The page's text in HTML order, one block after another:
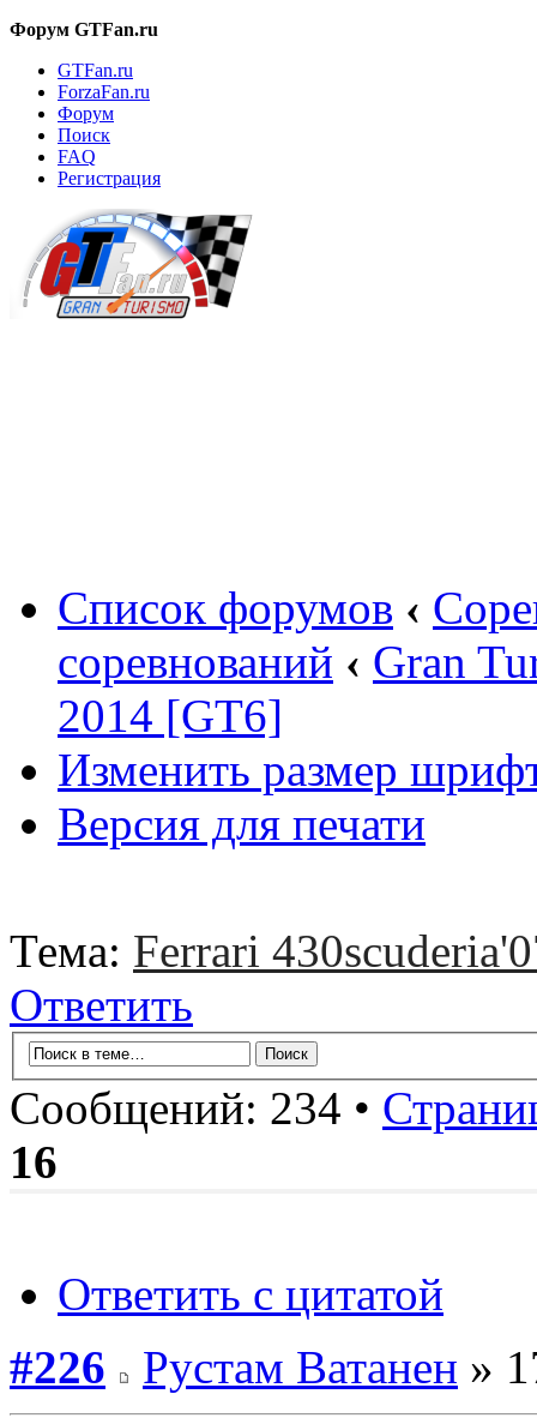
Форум GTFan.ru
GTFan.ru
ForzaFan.ru
Форум
Поиск
FAQ
Регистрация
Список форумов ‹
соревнований ‹ Gran
2014 [GT6]
Изменить размер
Версия для печати
Тема: Ferrari
Ответить
Сообщений: 234 •
16
Ответить с цитатой
#226
Рустам Ватанен »